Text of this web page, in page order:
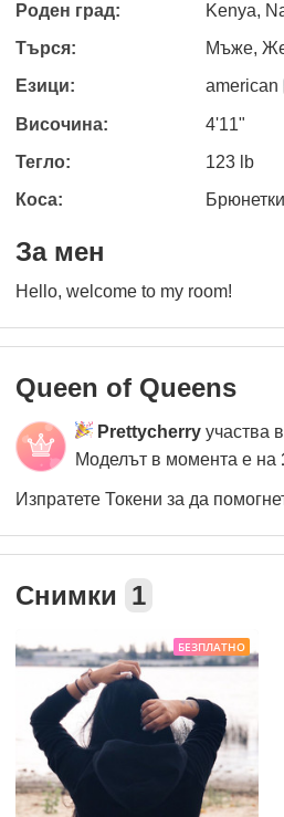
Роден град:
Kenya,
Търся:
Мъже,
Езици:
american
Височина:
4'11"
Тегло:
123 lb
Коса:
Брюнетки
За мен
Hello, welcome to my room!
Queen of Queens
Prettycherry участва
Моделът в момента е на
Изпратете Токени за да
Снимки 1
БЕЗПЛАТНО